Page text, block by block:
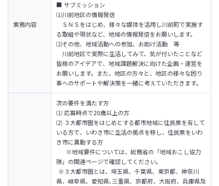
業務内容
■ サブミッション
⑴川前地区の情報発信
ＳＮＳをはじめ、様々な媒体を活用し川前町で実施す
る取組や現状など、地域の情報発信をお願いします。
⑵その他、地域活動への参加、お助け活動　等
川前地区で実際に生活してみて、気が付いたことなど
皆様のアイデアで、地域課題解決に向けた企画・運営を
お願いします。また、地区の方々と、地区の様々な困り
事へのサポートや解決策を一緒に考えていただきます。
次の要件を満たす方
⑴ 応募時点で20歳以上の方
⑵ ３大都市圏をはじめとする都市地域に住民票を有して
いる方で、いわき市に生活の拠点を移し、住民票をいわ
き市に異動する方
※地域要件については、総務省の「地域おこし協力
隊」の関連ページで確認してください。
県、岐阜県、愛知県､三重県、京都府、大阪府、兵庫県及